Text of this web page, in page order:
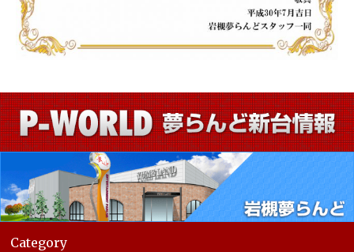
Category